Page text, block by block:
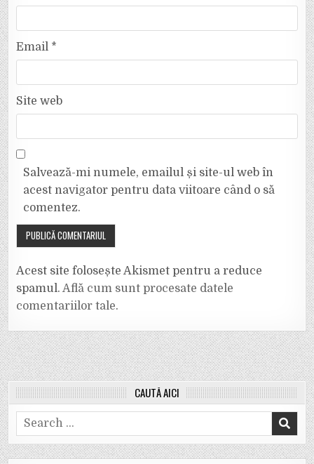
Email *
Site web
Salvează-mi numele, emailul și site-ul web în
acest navigator pentru data viitoare când o să
comentez.
Acest site folosește Akismet pentru a reduce
spamul.Află cum sunt procesate datele
comentariilor tale.
CAUTĂ AICI
Search
for: